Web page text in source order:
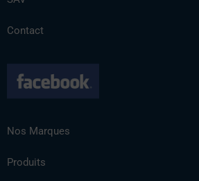
Contact
Nos Marques
Produits